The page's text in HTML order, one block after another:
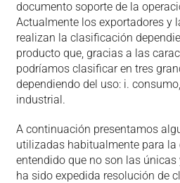
documento soporte de la
Actualmente los exportadores y
realizan la clasificación
producto que, gracias a las
podríamos clasificar en tres
dependiendo del uso: i.
industrial.
A continuación presentamos
utilizadas habitualmente para la
entendido que no son las
ha sido expedida resolución de